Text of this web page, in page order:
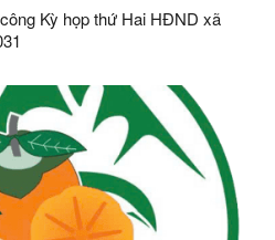
Kỳ họp thứ Hai HĐND xã